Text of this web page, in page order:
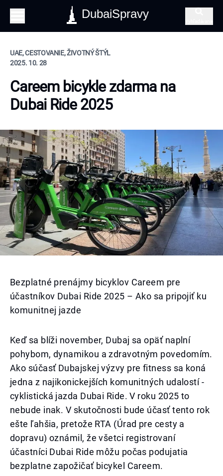
DubaiSpravy
UAE, CESTOVANIE, ŽIVOTNÝ ŠTÝL
2025. 10. 28
Careem bicykle zdarma na
Dubai Ride 2025
Bezplatné prenájmy bicyklov Careem pre
účastníkov Dubai Ride 2025 – Ako sa pripojiť ku
komunitnej jazde
Keď sa blíži november, Dubaj sa opäť naplní
pohybom, dynamikou a zdravotným povedomím.
Ako súčasť Dubajskej výzvy pre fitness sa koná
jedna z najikonickejších komunitných udalostí -
cyklistická jazda Dubai Ride. V roku 2025 to
nebude inak. V skutočnosti bude účasť tento rok
ešte ľahšia, pretože RTA (Úrad pre cesty a
dopravu) oznámil, že všetci registrovaní
účastníci Dubai Ride môžu počas podujatia
bezplatne zapožičať bicykel Careem.